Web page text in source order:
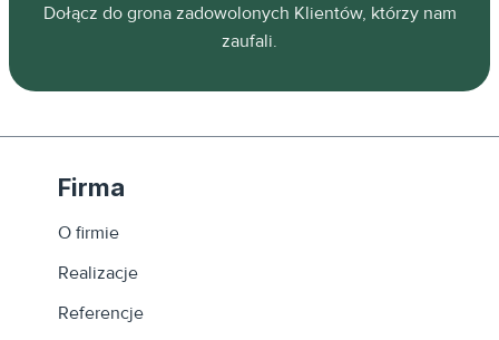
Dołącz do grona zadowolonych Klientów, którzy nam
zaufali.
Firma
O firmie
Realizacje
Referencje